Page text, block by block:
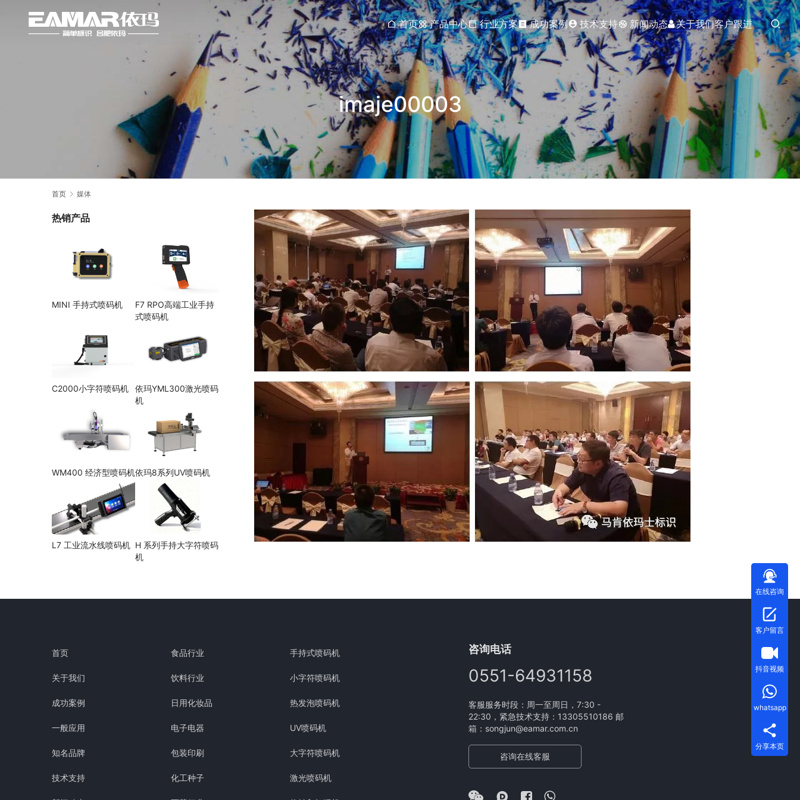
首页 产品中心 行业方案 成功案例 技术支持 新闻动态 关于我们客户跟进
imaje00003
首页 媒体
热销产品
MINI 手持式喷码机
F7 RPO高端工业手持
式喷码机
C2000小字符喷码机
依玛YML300激光喷码
机
WM400 经济型喷码机依玛8系列UV喷码机
L7 工业流水线喷码机 H 系列手持大字符喷码
机
首页
关于我们
成功案例
一般应用
知名品牌
技术支持
食品行业
饮料行业
日用化妆品
电子电器
包装印刷
化工种子
手持式喷码机
小字符喷码机
热发泡喷码机
UV喷码机
大字符喷码机
激光喷码机
咨询电话
0551-64931158
客服服务时段：周一至周日，7:30 -
22:30，紧急技术支持：13305510186 邮
箱：songjun@eamar.com.cn
咨询在线客服
在线咨询
客户留言
抖音视频
whatsapp
分享本页